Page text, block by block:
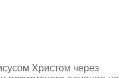
Христом через